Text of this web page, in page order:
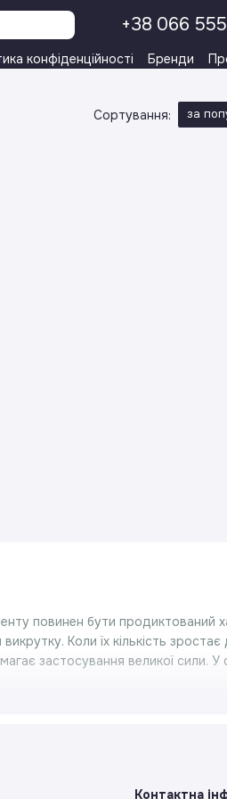
+38 066
конфіденційності Бренди
Сортування: за
повинен бути
Коли їх кількість
застосування великої сили.
Контактна